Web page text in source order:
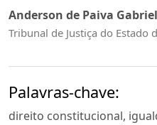
Anderson de Paiva Gabriel
Tribunal de Justiça do Estado
Palavras-chave:
direito constitucional,